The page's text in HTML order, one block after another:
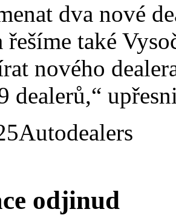
dva nové
také
nového
dealerů,“
Autodealers
odjinud